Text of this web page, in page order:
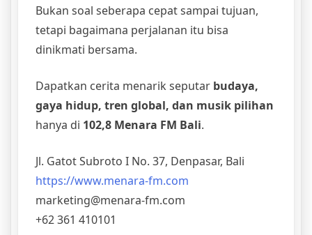
Bukan soal seberapa cepat sampai tujuan,
tetapi bagaimana perjalanan itu bisa
dinikmati bersama.
Dapatkan cerita menarik seputar budaya,
gaya hidup, tren global, dan musik pilihan
hanya di 102,8 Menara FM Bali.
Jl. Gatot Subroto I No. 37, Denpasar, Bali
https://www.menara-fm.com
marketing@menara-fm.com
+62 361 410101